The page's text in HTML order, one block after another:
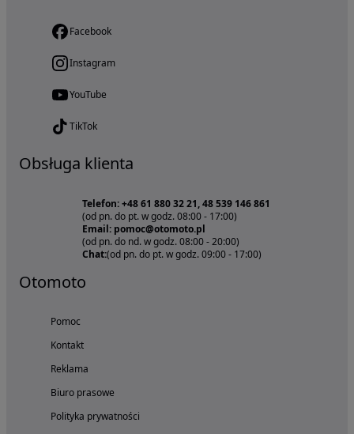
Facebook
Instagram
YouTube
TikTok
Obsługa klienta
Telefon: +48 61 880 32 21, 48 539 146 861
(od pn. do pt. w godz. 08:00 - 17:00)
Email: pomoc@otomoto.pl
(od pn. do nd. w godz. 08:00 - 20:00)
Chat:(od pn. do pt. w godz. 09:00 - 17:00)
Otomoto
Pomoc
Kontakt
Reklama
Biuro prasowe
Polityka prywatności